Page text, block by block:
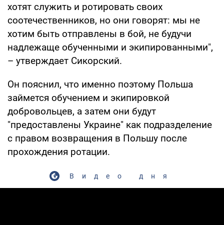
хотят служить и ротировать своих
соотечественников, но они говорят: мы не
хотим быть отправлены в бой, не будучи
надлежаще обученными и экипированными",
– утверждает Сикорский.
Он пояснил, что именно поэтому Польша
займется обучением и экипировкой
добровольцев, а затем они будут
"предоставлены Украине" как подразделение
с правом возвращения в Польшу после
прохождения ротации.
Видео дня